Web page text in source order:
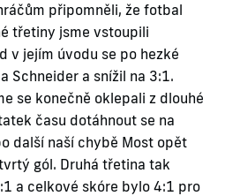
připomněli, že fotbal
třetiny jsme vstoupili
v jejím úvodu se po hezké
Schneider a snížil na 3:1.
se konečně oklepali z dlouhé
času dotáhnout se na
další naší chybě Most opět
gól. Druhá třetina tak
a celkové skóre bylo 4:1 pro